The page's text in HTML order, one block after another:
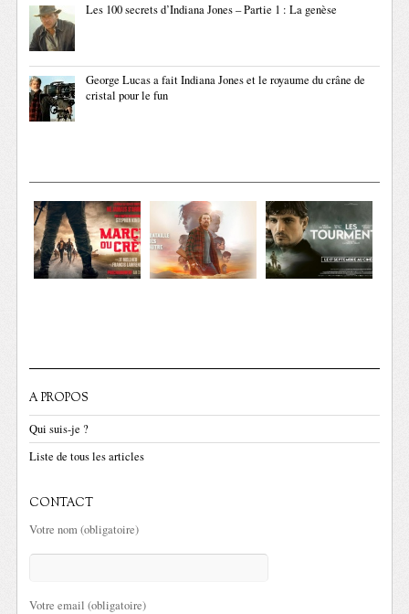
Les 100 secrets d’Indiana Jones – Partie 1 : La genèse
George Lucas a fait Indiana Jones et le royaume du crâne de
cristal pour le fun
A PROPOS
Qui suis-je ?
Liste de tous les articles
CONTACT
Votre nom (obligatoire)
Votre email (obligatoire)